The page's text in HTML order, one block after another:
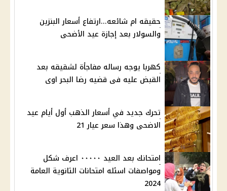
حقيقه ام شائعه...ارتفاع أسعار البنزين
والسولار بعد إجازة عيد الأضحى
كهربا يوجه رساله مفاجأة لشقيقه بعد
القبض عليه فى قضيه رضا البحر اوى
تحرك جديد في أسعار الذهب أول أيام عيد
الاضحى وهذا سعر عيار 21
امتحانك بعد العيد ٠٠٠٠٠ اعرف شكل
ومواصفات اسئله امتحانات الثانوية العامة
2024